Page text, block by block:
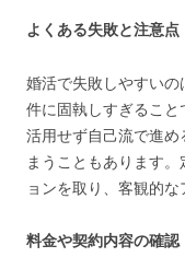
よくある失敗と注意点
婚活で失敗しやすい
件に固執しすぎること
活用せず自己流で進め
まうこともあります
ョンを取り、客観的な
料金や契約内容の確認